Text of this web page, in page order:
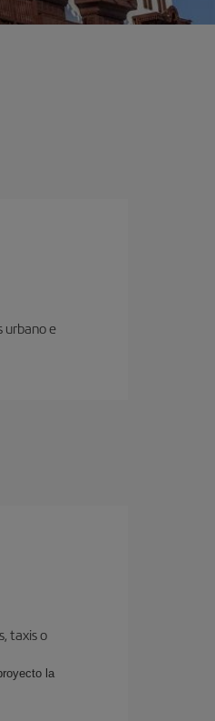
urbano e
taxis o
la